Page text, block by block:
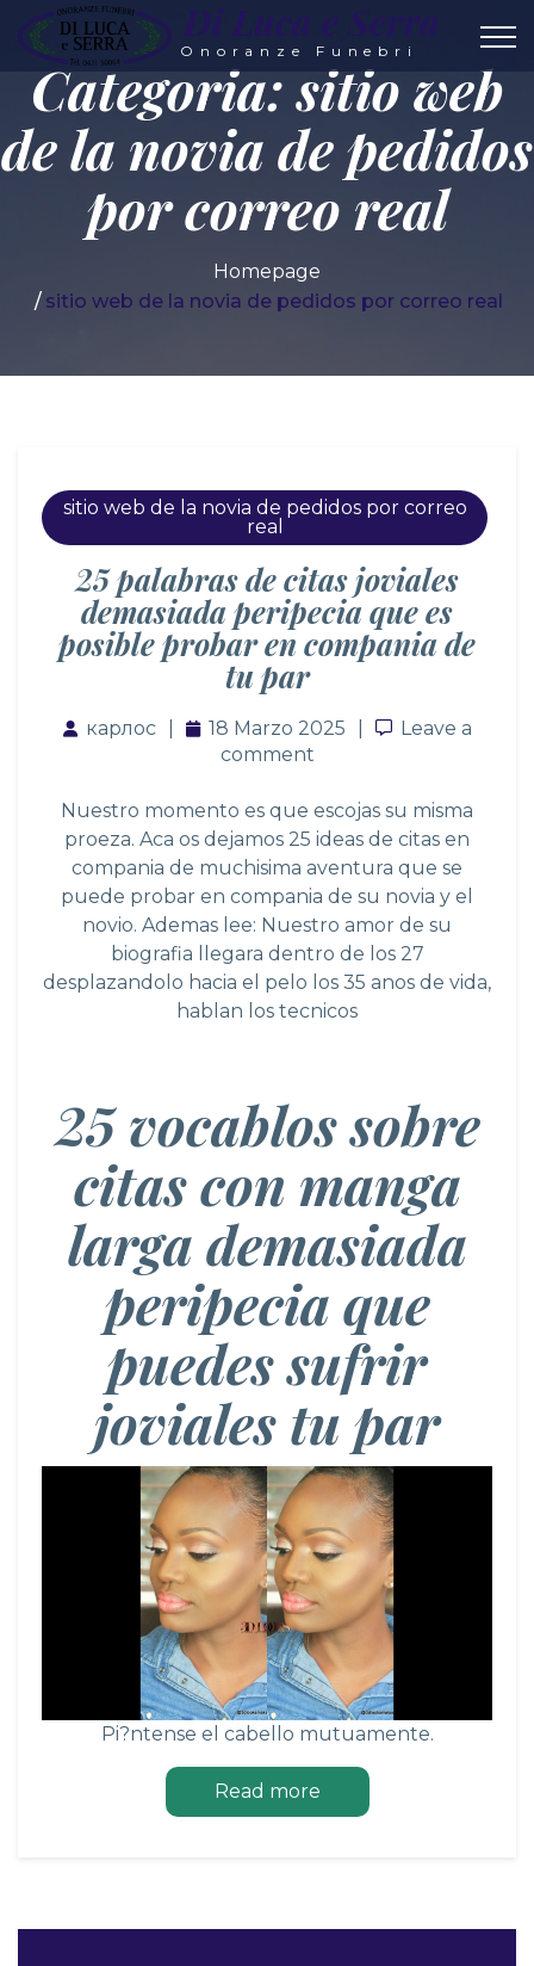
Di Luca e Serra
Onoranze Funebri
Categoria:sitio web
de la novia de pedidos
por correo real
Homepage
sitio web de la novia de pedidos por correo real
sitio web de la novia de pedidos por correo
real
25 palabras de citas joviales
demasiada peripecia que es
posible probar en compania de
tu par
карлос 18 Marzo 2025 Leave a
Leave a
comment
Nuestro momento es que escojas su misma
proeza. Aca os dejamos 25 ideas de citas en
compania de muchisima aventura que se
puede probar en compania de su novia y el
novio. Ademas lee: Nuestro amor de su
biografia llegara dentro de los 27
desplazandolo hacia el pelo los 35 anos de vida,
hablan los tecnicos
25 vocablos sobre
citas con manga
larga demasiada
peripecia que
puedes sufrir
joviales tu par
Pi?ntense el cabello mutuamente.
Read more